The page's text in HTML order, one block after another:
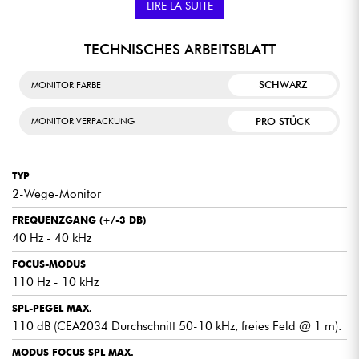
FOCUS-MODUS
ist, für ein optimiertes Hörerlebnis.
gewährleistet wird.
ERWEITERTE INSTALLATION UND EINSTELLUNGEN
Profitieren Sie von Einsätzen für die Wandmontage und
Feineinstellungen einschließlich Hochpass, LF-Shelving, HF-Shelving
und LMF bei 160 Hz.
ABSCHALTBARER AUTOMATISCHER STANDBY-MODUS.
Verwalten Sie die Stromversorgung Ihres Lautsprechers mit einem
abschaltbaren automatischen Standby-Modus, um die
LIRE LA SUITE
TECHNISCHES ARBEITSBLATT
MONITOR FARBE SCHWARZ
MONITOR VERPACKUNG PRO STÜCK
TYP
2-Wege-Monitor
FREQUENZGANG (+/-3 DB)
40 Hz - 40 kHz
FOCUS-MODUS
110 Hz - 10 kHz
SPL-PEGEL MAX.
110 dB (CEA2034 Durchschnitt 50-10 kHz, freies Feld @ 1 m).
MODUS FOCUS SPL MAX.